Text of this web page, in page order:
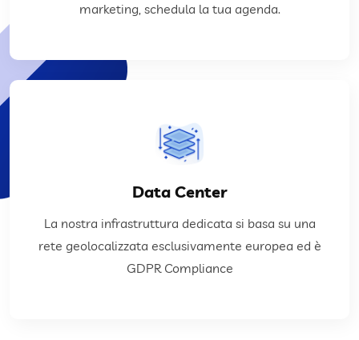
marketing, schedula la tua agenda.
Soluzioni CRM, ERP
Data Center
La nostra infrastruttura dedicata si basa su una
rete geolocalizzata esclusivamente europea ed è
GDPR Compliance
Data Center
Se hai esigenze particolari di banda o di cpacità
elaborative, studieremo la migliore soluzione
possibile per dare alle tue applicazioni il massimo
APPROFONDISCI